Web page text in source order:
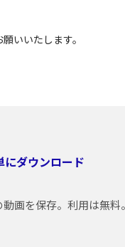
いいたします。
ダウンロード
画を保存。利用は無